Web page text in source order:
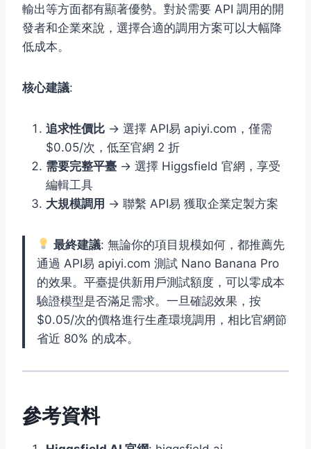
輸出等方面都有顯著優勢。對於需要 API 調用的開
發者和企業來說，選擇合適的調用方案可以大幅降
低成本。
核心建議:
追求性價比 → 選擇 API易 apiyi.com，僅需
$0.05/次，低至官網 2 折
需要完整平臺 → 選擇 Higgsfield 官網，享受
編輯工具
大規模調用 → 聯繫 API易 獲取企業定製方案
最終建議: 無論你的項目規模如何，都推薦先
通過 API易 apiyi.com 測試 Nano Banana Pro
的效果。平臺提供新用戶測試額度，可以零成本
驗證模型是否滿足需求。一旦確認效果，按
$0.05/次的價格進行生產環境調用，相比官網節
省近 80% 的成本。
參考資料